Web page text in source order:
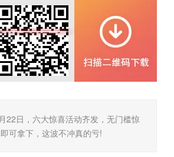
22日，六大惊喜活动齐发，无门槛惊
可拿下，这波不冲真的亏!